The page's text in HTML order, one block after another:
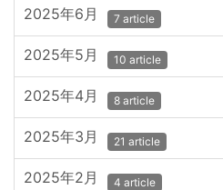
2025年6月 7 article
2025年5月 10 article
2025年4月 8 article
2025年3月 21 article
2025年2月 4 article